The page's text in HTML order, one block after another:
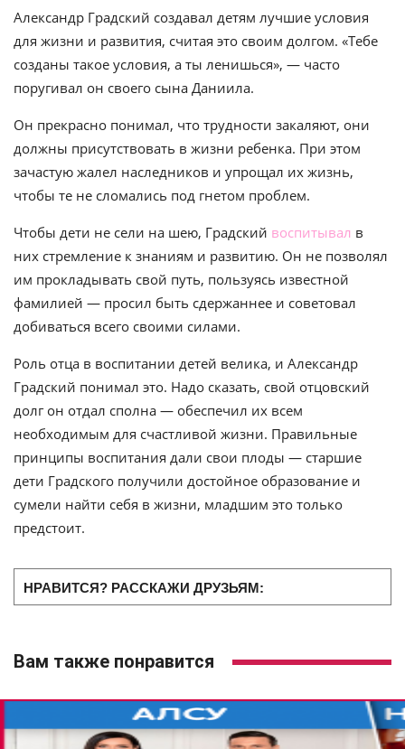
Александр Градский создавал детям лучшие условия
для жизни и развития, считая это своим долгом. «Тебе
созданы такое условия, а ты ленишься», — часто
поругивал он своего сына Даниила.
Он прекрасно понимал, что трудности закаляют, они
должны присутствовать в жизни ребенка. При этом
зачастую жалел наследников и упрощал их жизнь,
чтобы те не сломались под гнетом проблем.
Чтобы дети не сели на шею, Градский воспитывал в
них стремление к знаниям и развитию. Он не позволял
им прокладывать свой путь, пользуясь известной
фамилией — просил быть сдержаннее и советовал
добиваться всего своими силами.
Роль отца в воспитании детей велика, и Александр
Градский понимал это. Надо сказать, свой отцовский
долг он отдал сполна — обеспечил их всем
необходимым для счастливой жизни. Правильные
принципы воспитания дали свои плоды — старшие
дети Градского получили достойное образование и
сумели найти себя в жизни, младшим это только
предстоит.
НРАВИТСЯ? РАССКАЖИ ДРУЗЬЯМ:
Вам также понравится